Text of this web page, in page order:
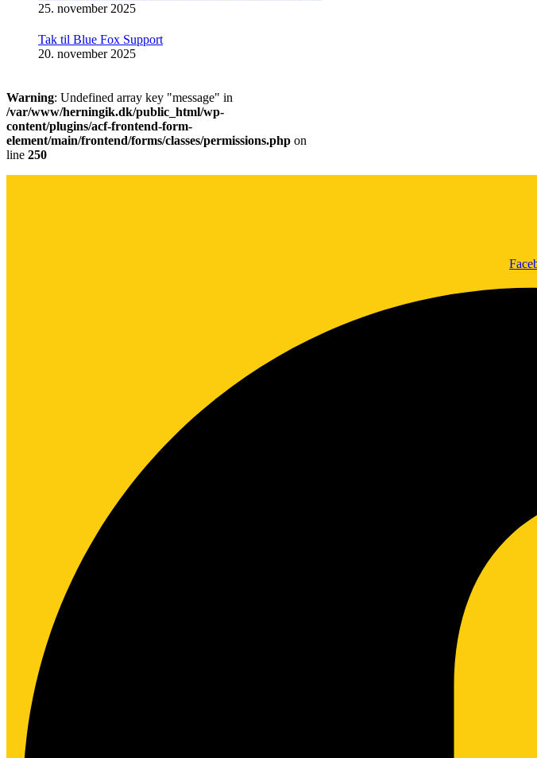
25. november 2025
Tak til Blue Fox Support
20. november 2025
Warning: Undefined array key "message" in
/var/www/herningik.dk/public_html/wp-
content/plugins/acf-frontend-form-
element/main/frontend/forms/classes/permissions.php on
line 250